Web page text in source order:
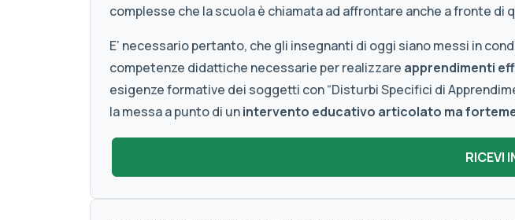
complesse che la scuola è chiamata ad affrontare anche a fronte di
E’ necessario pertanto, che gli insegnanti di oggi siano messi in
competenze didattiche necessarie per realizzare apprendimenti
esigenze formative dei soggetti con “Disturbi Specifici di
la messa a punto di unintervento educativo articolato ma